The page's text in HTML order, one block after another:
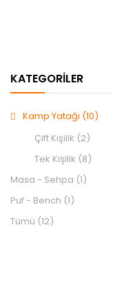
KATEGORILER
Kamp Yatağı (10)
Çift Kişilik (2)
Tek Kişilik (8)
Masa - Sehpa (1)
Puf - Bench (1)
Tümü (12)